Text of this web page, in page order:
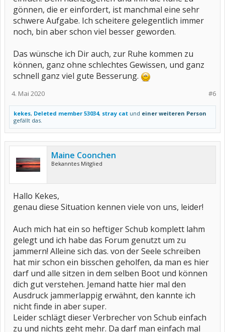
gönnen, die er einfordert, ist manchmal eine sehr
schwere Aufgabe. Ich scheitere gelegentlich immer
noch, bin aber schon viel besser geworden.
Das wünsche ich Dir auch, zur Ruhe kommen zu
können, ganz ohne schlechtes Gewissen, und ganz
schnell ganz viel gute Besserung.
#6
4. Mai 2020
kekes, Deleted member 53034, stray cat und einer weiteren Person
gefällt das.
Maine Coonchen
Bekanntes Mitglied
Hallo Kekes,
genau diese Situation kennen viele von uns, leider!
Auch mich hat ein so heftiger Schub komplett lahm
gelegt und ich habe das Forum genutzt um zu
jammern! Alleine sich das. von der Seele schreiben
hat mir schon ein bisschen geholfen, da man es hier
darf und alle sitzen in dem selben Boot und können
dich gut verstehen. Jemand hatte hier mal den
Ausdruck jammerlappig erwähnt, den kannte ich
nicht finde in aber super.
Leider schlägt dieser Verbrecher von Schub einfach
zu und nichts geht mehr. Da darf man einfach mal